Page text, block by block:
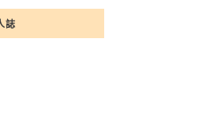
誌